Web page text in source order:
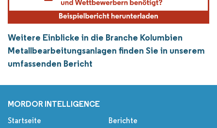
Weitere Einblicke in die Branche Kolumbien
Metallbearbeitungsanlagen finden Sie in unserem
umfassenden Bericht
MORDOR INTELLIGENCE
Startseite Berichte